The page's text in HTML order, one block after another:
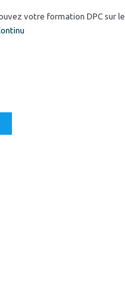
votre formation DPC sur le